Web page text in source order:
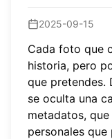
2025-09-15
Cada foto que
historia, pero
que pretendes.
se oculta una
metadatos,
personales